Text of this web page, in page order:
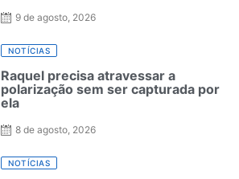
9 de agosto, 2026
NOTÍCIAS
Raquel precisa atravessar a
polarização sem ser capturada por
ela
8 de agosto, 2026
NOTÍCIAS